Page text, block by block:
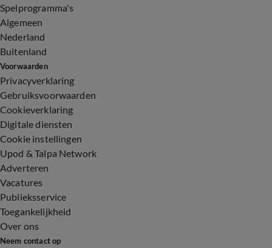
Spelprogramma's
Algemeen
Nederland
Buitenland
Voorwaarden
Privacyverklaring
Gebruiksvoorwaarden
Cookieverklaring
Digitale diensten
Cookie instellingen
Upod & Talpa Network
Adverteren
Vacatures
Publieksservice
Toegankelijkheid
Over ons
Neem contact op